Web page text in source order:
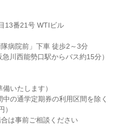
13番21号 WTIビル
病院前」下車 徒歩2～3分
川西能勢口駅からバス約15分）
いたします）
の通学定期券の利用区間を除く
は事前ご相談ください